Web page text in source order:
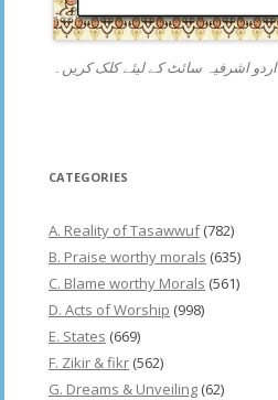
اردو اشرفیہ سائٹ کے لیئے کلک کریں۔
CATEGORIES
A. Reality of Tasawwuf(782)
B. Praise worthy morals (635)
C. Blame worthy Morals (561)
D. Acts of Worship (998)
E. States (669)
F. Zikir & fikr (562)
G. Dreams & Unveiling (62)